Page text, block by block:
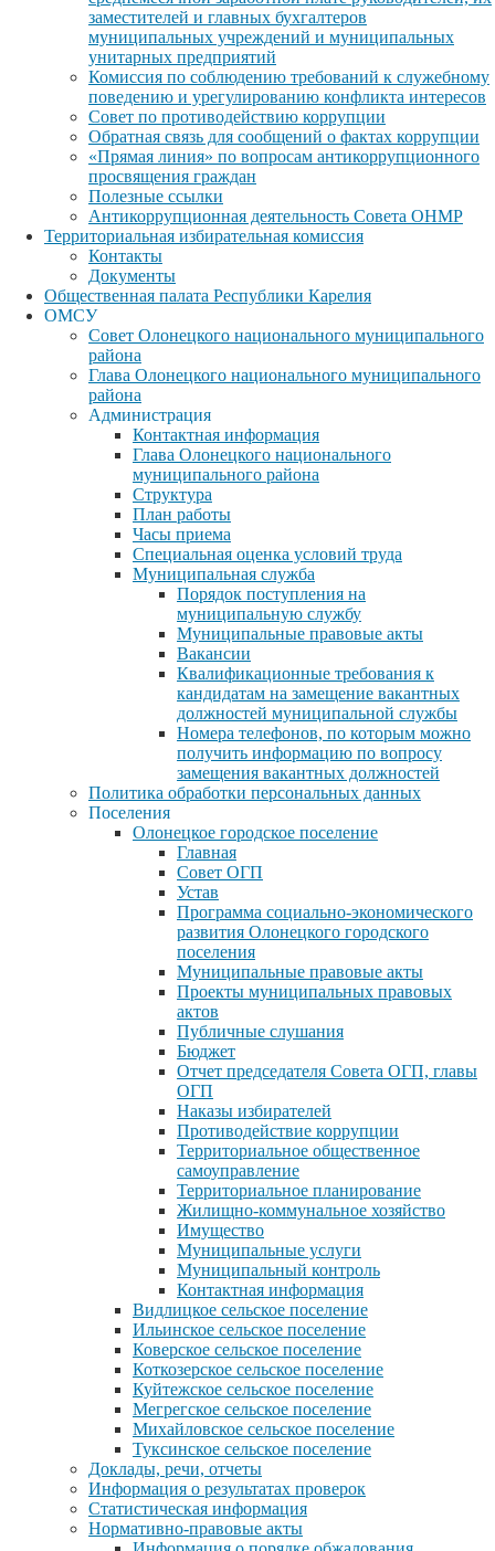
заместителей и главных бухгалтеров
муниципальных учреждений и муниципальных
унитарных предприятий
Комиссия по соблюдению требований к служебному
поведению и урегулированию конфликта интересов
Совет по противодействию коррупции
Обратная связь для сообщений о фактах коррупции
«Прямая линия» по вопросам антикоррупционного
просвящения граждан
Полезные ссылки
Антикоррупционная деятельность Совета ОНМР
Территориальная избирательная комиссия
Контакты
Документы
Общественная палата Республики Карелия
ОМСУ
Совет Олонецкого национального муниципального
района
Глава Олонецкого национального муниципального
района
Администрация
Контактная информация
Глава Олонецкого национального
муниципального района
Структура
План работы
Часы приема
Специальная оценка условий труда
Муниципальная служба
Порядок поступления на
муниципальную службу
Муниципальные правовые акты
Вакансии
Квалификационные требования к
кандидатам на замещение вакантных
должностей муниципальной службы
Номера телефонов, по которым можно
получить информацию по вопросу
замещения вакантных должностей
Политика обработки персональных данных
Поселения
Олонецкое городское поселение
Главная
Совет ОГП
Устав
Программа социально-экономического
развития Олонецкого городского
поселения
Муниципальные правовые акты
Проекты муниципальных правовых
актов
Публичные слушания
Бюджет
Отчет председателя Совета ОГП, главы
ОГП
Наказы избирателей
Противодействие коррупции
Территориальное общественное
самоуправление
Территориальное планирование
Жилищно-коммунальное хозяйство
Имущество
Муниципальные услуги
Муниципальный контроль
Контактная информация
Видлицкое сельское поселение
Ильинское сельское поселение
Коверское сельское поселение
Коткозерское сельское поселение
Куйтежское сельское поселение
Мегрегское сельское поселение
Михайловское сельское поселение
Туксинское сельское поселение
Доклады, речи, отчеты
Информация о результатах проверок
Статистическая информация
Нормативно-правовые акты